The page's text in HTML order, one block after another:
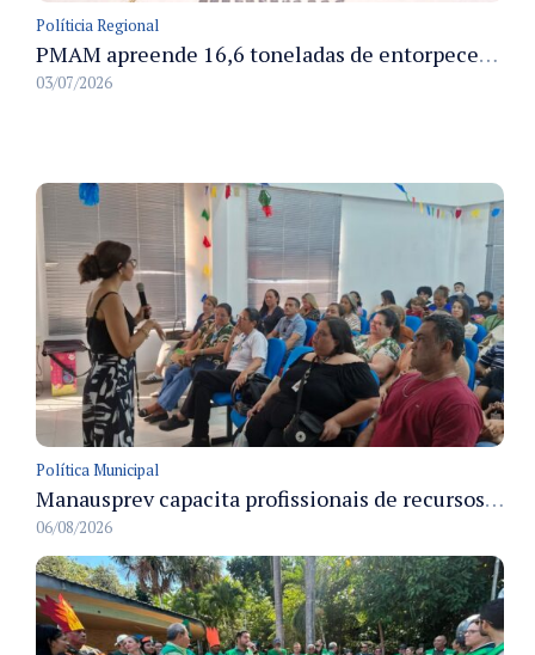
Políticia Regional
PMAM apreende 16,6 toneladas de entorpecentes e registra aumento nas prisões em flagrante e nas capturas de foragidos no primeiro semestre de 2026
03/07/2026
Política Municipal
Manausprev capacita profissionais de recursos humanos para agilizar concessão de aposentadorias no município
06/08/2026